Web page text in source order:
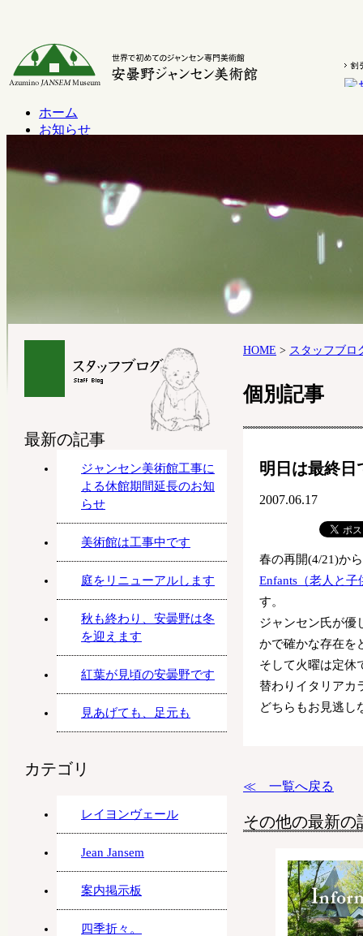
ホーム
お知らせ
イベント
はじめてのジャンセン美術館
最新の記事
ジャンセン美術館工事に
よる休館期間延長のお知
らせ
美術館は工事中です
庭をリニューアルします
秋も終わり、安曇野は冬
を迎えます
紅葉が見頃の安曇野です
見あげても、足元も
カテゴリ
レイヨンヴェール
Jean Jansem
案内掲示板
四季折々。
HOME > スタッフブロ
個別記事
明日は最終日
2007.06.17
春の再開(4/21)か
Enfants（老人と子
す。
ジャンセン氏が優
かで確かな存在を
そして火曜は定休
替わりイタリアカ
どちらもお見逃し
≪ 一覧へ戻る
その他の最新の